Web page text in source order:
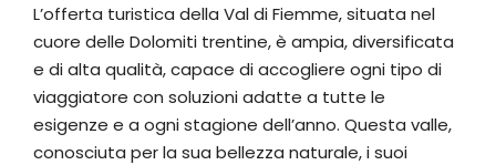
L’offerta turistica della Val di Fiemme, situata nel
cuore delle Dolomiti trentine, è ampia, diversificata
e di alta qualità, capace di accogliere ogni tipo di
viaggiatore con soluzioni adatte a tutte le
esigenze e a ogni stagione dell’anno. Questa valle,
conosciuta per la sua bellezza naturale, i suoi